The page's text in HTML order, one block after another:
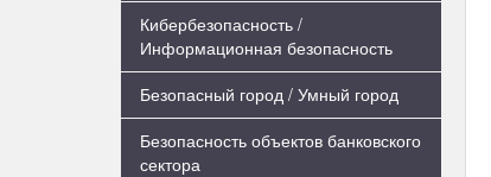
Кибербезопасность /
Информационная безопасность
Безопасный город / Умный город
Безопасность объектов банковского
сектора